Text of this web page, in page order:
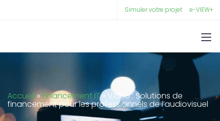
Simuler votre projet e-VIEW+
Accueil»Financement IT» Vidéo : Solutions de
financement pour les professionnels de l’audiovisuel